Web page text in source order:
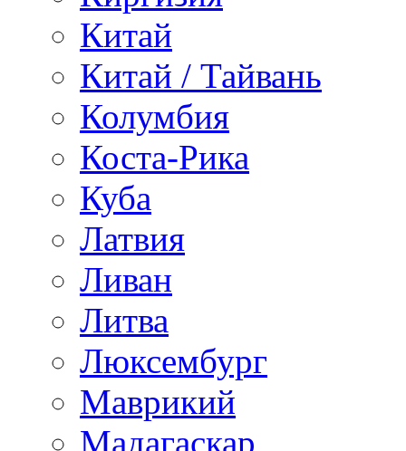
Китай
Китай / Тайвань
Колумбия
Коста-Рика
Куба
Латвия
Ливан
Литва
Люксембург
Маврикий
Мадагаскар